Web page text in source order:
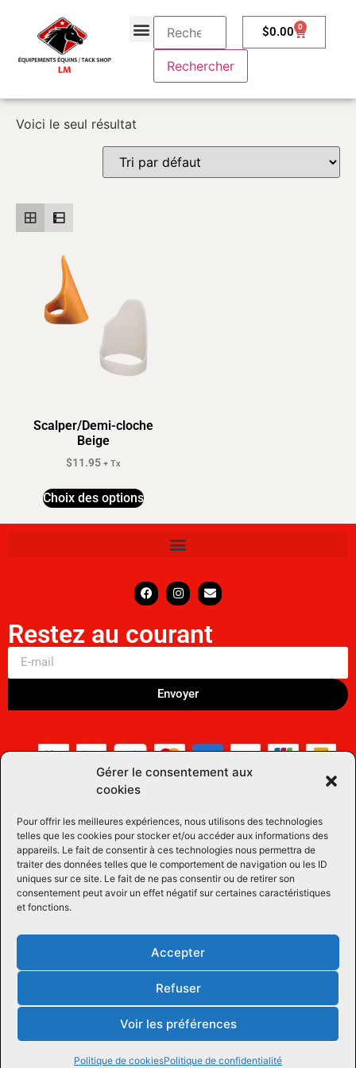
Gérer le consentement aux
cookies
Pour offrir les meilleures expériences, nous utilisons des technologies
telles que les cookies pour stocker et/ou accéder aux informations des
appareils. Le fait de consentir à ces technologies nous permettra de
traiter des données telles que le comportement de navigation ou les ID
uniques sur ce site. Le fait de ne pas consentir ou de retirer son
consentement peut avoir un effet négatif sur certaines caractéristiques
et fonctions.
Accepter
Refuser
Voir les préférences
Politique de cookiesPolitique de confidentialité
$0.00 0
Voici le seul résultat
Scalper/Demi-cloche
Beige
$11.95 + Tx
Choix des options
Restez au courant
Envoyer
| Propulsé parConcept Signature Les Pros du Web